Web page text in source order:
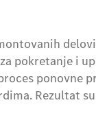
pokretanje i
ponovne
Rezultat